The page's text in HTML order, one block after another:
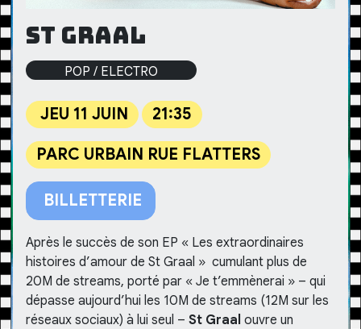
St Graal
POP / ELECTRO
JEU 11 JUIN
21:35
PARC URBAIN RUE FLATTERS
BILLETTERIE
Après le succès de son EP « Les extraordinaires
histoires d’amour de St Graal » cumulant plus de
20M de streams, porté par « Je t’emmènerai » – qui
dépasse aujourd’hui les 10M de streams (12M sur les
réseaux sociaux) à lui seul – St Graal ouvre un